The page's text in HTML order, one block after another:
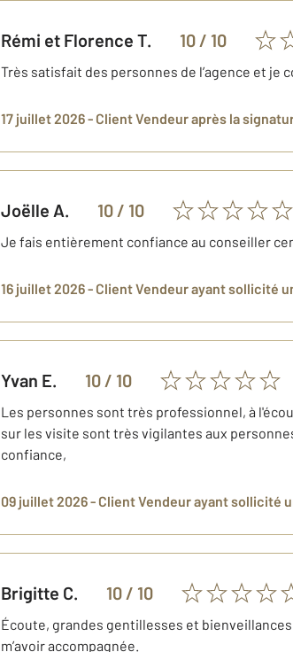
Rémi et Florence T. 10 / 10
Très satisfait des personnes de l’agence et je
17 juillet 2026 - Client Vendeuraprès la
Joëlle A. 10 / 10
Je fais entièrement confiance au conseiller
16 juillet 2026 - Client Vendeurayant sollicité
Yvan E. 10 / 10
Les personnes sont très professionnel, à
sur les visite sont très vigilantes aux
confiance,
09 juillet 2026 - Client Vendeurayant sollicité
Brigitte C. 10 / 10
Écoute, grandes gentillesses et
m’avoir accompagnée.